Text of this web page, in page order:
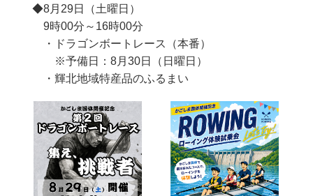
◆8月29日（土曜日）
9時00分～16時00分
・ドラゴンボートレース（本番）
※予備日：8月30日（日曜日）
・輝北地域特産品のふるまい